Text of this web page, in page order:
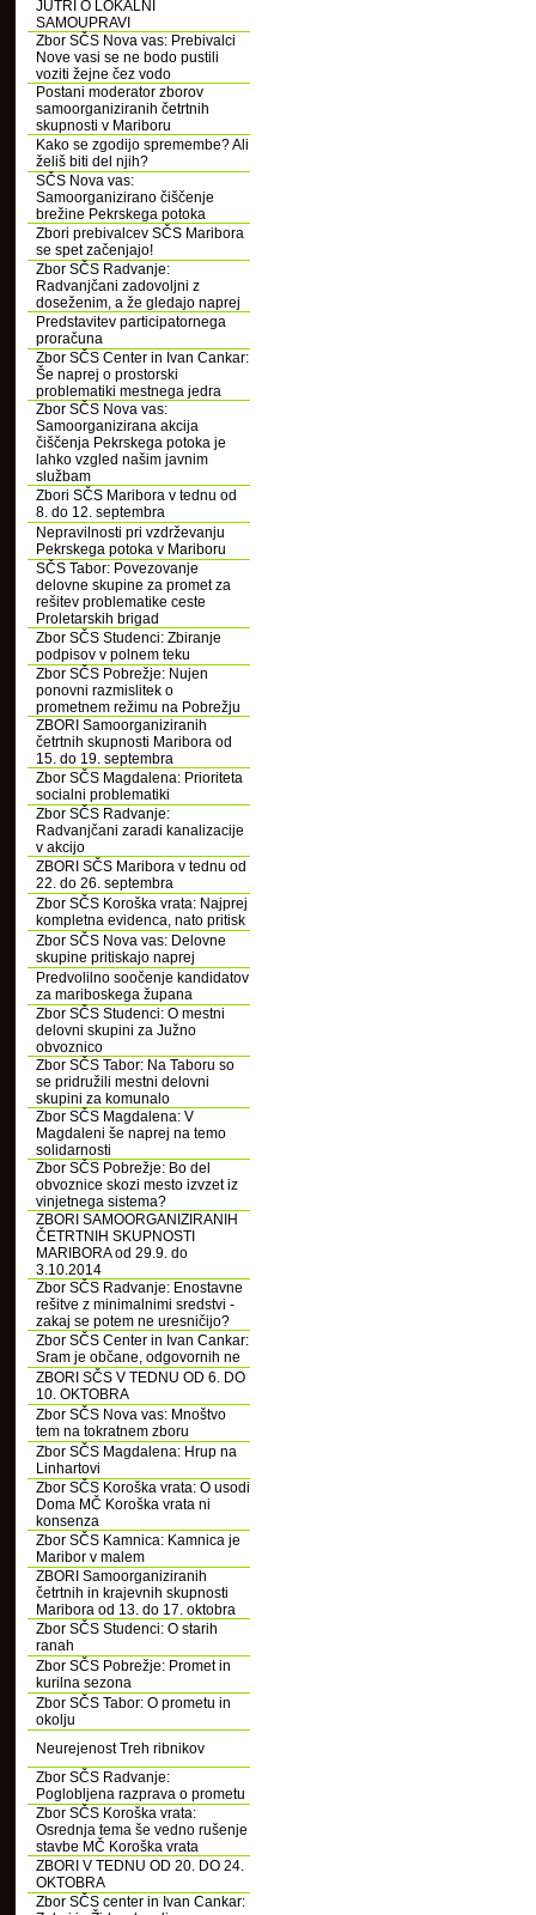
JUTRI O LOKALNI
SAMOUPRAVI
Zbor SČS Nova vas: Prebivalci
Nove vasi se ne bodo pustili
voziti žejne čez vodo
Postani moderator zborov
samoorganiziranih četrtnih
skupnosti v Mariboru
Kako se zgodijo spremembe? Ali
želiš biti del njih?
SČS Nova vas:
Samoorganizirano čiščenje
brežine Pekrskega potoka
Zbori prebivalcev SČS Maribora
se spet začenjajo!
Zbor SČS Radvanje:
Radvanjčani zadovoljni z
doseženim, a že gledajo naprej
Predstavitev participatornega
proračuna
Zbor SČS Center in Ivan Cankar:
Še naprej o prostorski
problematiki mestnega jedra
Zbor SČS Nova vas:
Samoorganizirana akcija
čiščenja Pekrskega potoka je
lahko vzgled našim javnim
službam
Zbori SČS Maribora v tednu od
8. do 12. septembra
Nepravilnosti pri vzdrževanju
Pekrskega potoka v Mariboru
SČS Tabor: Povezovanje
delovne skupine za promet za
rešitev problematike ceste
Proletarskih brigad
Zbor SČS Studenci: Zbiranje
podpisov v polnem teku
Zbor SČS Pobrežje: Nujen
ponovni razmislitek o
prometnem režimu na Pobrežju
ZBORI Samoorganiziranih
četrtnih skupnosti Maribora od
15. do 19. septembra
Zbor SČS Magdalena: Prioriteta
socialni problematiki
Zbor SČS Radvanje:
Radvanjčani zaradi kanalizacije
v akcijo
ZBORI SČS Maribora v tednu od
22. do 26. septembra
Zbor SČS Koroška vrata: Najprej
kompletna evidenca, nato pritisk
Zbor SČS Nova vas: Delovne
skupine pritiskajo naprej
Predvolilno soočenje kandidatov
za mariboskega župana
Zbor SČS Studenci: O mestni
delovni skupini za Južno
obvoznico
Zbor SČS Tabor: Na Taboru so
se pridružili mestni delovni
skupini za komunalo
Zbor SČS Magdalena: V
Magdaleni še naprej na temo
solidarnosti
Zbor SČS Pobrežje: Bo del
obvoznice skozi mesto izvzet iz
vinjetnega sistema?
ZBORI SAMOORGANIZIRANIH
ČETRTNIH SKUPNOSTI
MARIBORA od 29.9. do
3.10.2014
Zbor SČS Radvanje: Enostavne
rešitve z minimalnimi sredstvi -
zakaj se potem ne uresničijo?
Zbor SČS Center in Ivan Cankar:
Sram je občane, odgovornih ne
ZBORI SČS V TEDNU OD 6. DO
10. OKTOBRA
Zbor SČS Nova vas: Mnoštvo
tem na tokratnem zboru
Zbor SČS Magdalena: Hrup na
Linhartovi
Zbor SČS Koroška vrata: O usodi
Doma MČ Koroška vrata ni
konsenza
Zbor SČS Kamnica: Kamnica je
Maribor v malem
ZBORI Samoorganiziranih
četrtnih in krajevnih skupnosti
Maribora od 13. do 17. oktobra
Zbor SČS Studenci: O starih
ranah
Zbor SČS Pobrežje: Promet in
kurilna sezona
Zbor SČS Tabor: O prometu in
okolju
Neurejenost Treh ribnikov
Zbor SČS Radvanje:
Poglobljena razprava o prometu
Zbor SČS Koroška vrata:
Osrednja tema še vedno rušenje
stavbe MČ Koroška vrata
ZBORI V TEDNU OD 20. DO 24.
OKTOBRA
Zbor SČS center in Ivan Cankar: